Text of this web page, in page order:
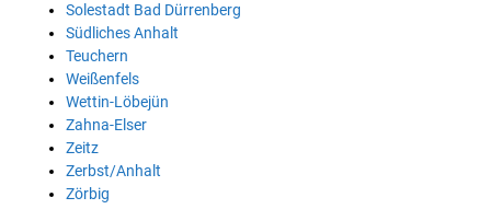
Solestadt Bad Dürrenberg
Südliches Anhalt
Teuchern
Weißenfels
Wettin-Löbejün
Zahna-Elser
Zeitz
Zerbst/Anhalt
Zörbig